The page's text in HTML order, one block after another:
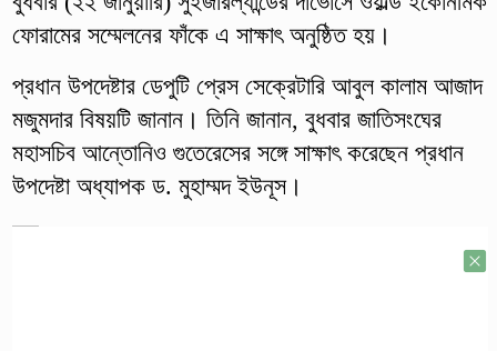
ফোরামের সম্মেলনের ফাঁকে এ সাক্ষাৎ অনুষ্ঠিত হয়।
প্রধান উপদেষ্টার ডেপুটি প্রেস সেক্রেটারি আবুল কালাম আজাদ
মজুমদার বিষয়টি জানান। তিনি জানান, বুধবার জাতিসংঘের
মহাসচিব আন্তোনিও গুতেরেসের সঙ্গে সাক্ষাৎ করেছেন প্রধান
উপদেষ্টা অধ্যাপক ড. মুহাম্মদ ইউনূস।